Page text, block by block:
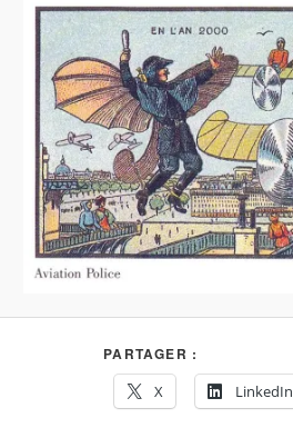
PARTAGER :
X
LinkedIn